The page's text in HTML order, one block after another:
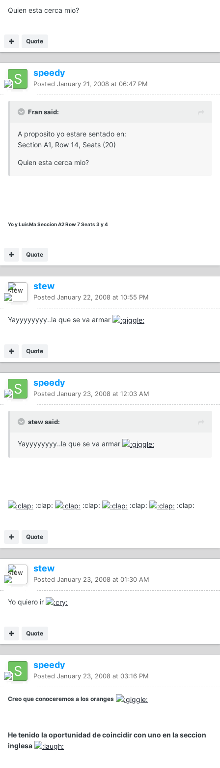
Quien esta cerca mio?
Quote
speedy
Posted January 21, 2008 at 06:47 PM
Fran said:
A proposito yo estare sentado en:
Section A1, Row 14, Seats (20)
Quien esta cerca mio?
Yo y LuisMa Seccion A2 Row 7 Seats 3 y 4
Quote
stew
Posted January 22, 2008 at 10:55 PM
Yayyyyyyyy..la que se va armar
Quote
speedy
Posted January 23, 2008 at 12:03 AM
stew said:
Yayyyyyyyy..la que se va armar
:clap: :clap: :clap: :clap:
Quote
stew
Posted January 23, 2008 at 01:30 AM
Yo quiero ir
Quote
speedy
Posted January 23, 2008 at 03:16 PM
Creo que conoceremos a los oranges
He tenido la oportunidad de coincidir con uno en la seccion
inglesa